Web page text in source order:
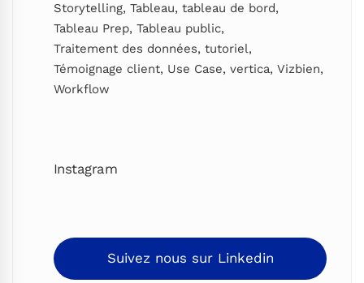
Storytelling, Tableau, tableau de bord,
Tableau Prep, Tableau public,
Traitement des données, tutoriel,
Témoignage client, Use Case, vertica, Vizbien,
Workflow
Instagram
Suivez nous sur Linkedin